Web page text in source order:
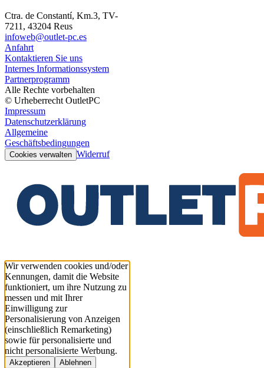
Ctra. de Constantí, Km.3, TV-
7211, 43204 Reus
infoweb@outlet-pc.es
Anfahrt
Kontaktieren Sie uns
Internes Informationssystem
Partnerprogramm
Alle Rechte vorbehalten
© Urheberrecht OutletPC
Impressum
Datenschutzerklärung
Allgemeine
Geschäftsbedingungen
Cookies verwalten Widerruf
Wir verwenden cookies und/oder
Kennungen, damit die Website
funktioniert, um ihre Nutzung zu
messen und mit Ihrer
Einwilligung zur
Personalisierung von Anzeigen
(einschließlich Remarketing)
sowie für personalisierte und
nicht personalisierte Werbung.
Akzeptieren
Ablehnen